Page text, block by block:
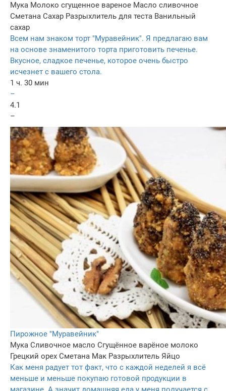
Мука Молоко сгущенное вареное Масло сливочное
Сметана Сахар Разрыхлитель для теста Ванильный
сахар
Всем нам знаком торт "Муравейник". Я предлагаю вам
на основе знаменитого торта приготовить печенье.
Вкусное, сладкое печенье, которое очень быстро
исчезнет с вашего стола.
1 ч. 30 мин
–
4.1
–
Пирожное "Муравейник"
Мука Сливочное масло Сгущённое варёное молоко
Грецкий орех Сметана Мак Разрыхлитель Яйцо
Как меня радует тот факт, что с каждой неделей я всё
меньше и меньше покупаю готовой продукции в